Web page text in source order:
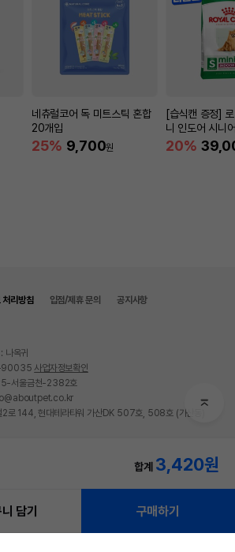
네츄럴코어 독 미트스틱 혼합
20개입
25% 9,700원
[습식캔 증정]
니 인도어 시니
움
20%
합계 3,420원
담기 구매하기
처리방침 입점/제휴 문의 공지사항
나옥귀
90035 사업자정보확인
서울금천-2382호
2로 144, 현대테라타워 가산DK 507호, 508호 (가산동)